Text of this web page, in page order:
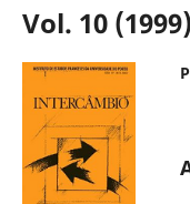
Vol. 10